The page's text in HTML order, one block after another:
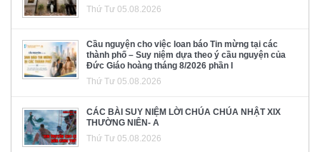
Thứ Tư 05.08.2026
Cầu nguyện cho việc loan báo Tin mừng tại các
thành phố – Suy niệm dựa theo ý cầu nguyện của
Đức Giáo hoàng tháng 8/2026 phần I
Thứ Tư 05.08.2026
CÁC BÀI SUY NIỆM LỜI CHÚA CHÚA NHẬT XIX
THƯỜNG NIÊN- A
Thứ Tư 05.08.2026